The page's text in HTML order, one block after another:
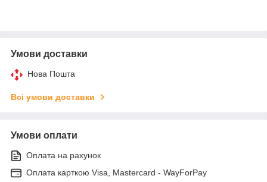
Умови доставки
Нова Пошта
Всі умови доставки
Умови оплати
Оплата на рахунок
Оплата карткою Visa, Mastercard - WayForPay